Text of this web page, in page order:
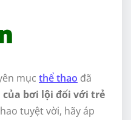
mục thể thao đã
của bơi lội đối với trẻ
tuyệt vời, hãy áp